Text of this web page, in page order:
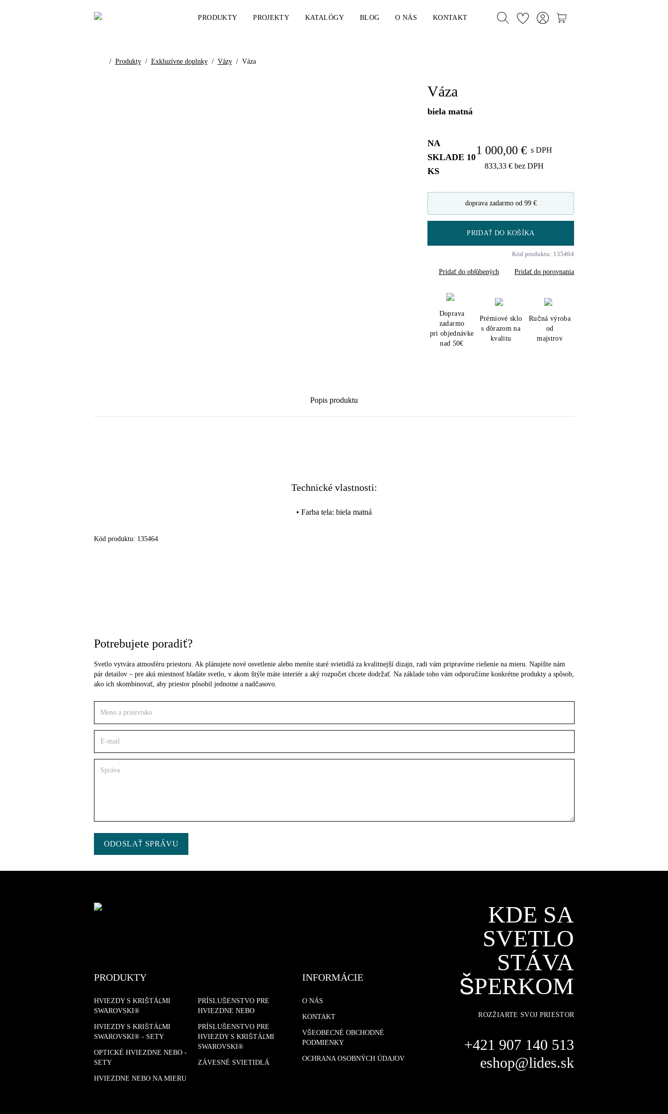
PRODUKTY PROJEKTY KATALÓGY BLOG O NÁS KONTAKT
/ Produkty / Exkluzívne doplnky / Vázy / Váza
Váza
biela matná
NA
SKLADE 10
KS
1 000,00 € s DPH
833,33 € bez DPH
doprava zadarmo od 99 €
PRIDAŤ DO KOŠÍKA
Kód produktu: 135464
Pridať do obľúbených Pridať do porovnania
Doprava
zadarmo
pri objednávke
nad 50€
Prémiové sklo
s dôrazom na
kvalitu
Ručná výroba
od
majstrov
Popis produktu
Technické vlastnosti:
• Farba tela: biela matná
Kód produktu: 135464
Potrebujete poradiť?
Svetlo vytvára atmosféru priestoru. Ak plánujete nové osvetlenie alebo meníte staré svietidlá za kvalitnejší dizajn, radi vám pripravíme riešenie na mieru. Napíšte nám
pár detailov – pre akú miestnosť hľadáte svetlo, v akom štýle máte interiér a aký rozpočet chcete dodržať. Na základe toho vám odporučíme konkrétne produkty a spôsob,
ako ich skombinovať, aby priestor pôsobil jednotne a nadčasovo.
ODOSLAŤ SPRÁVU
PRODUKTY
HVIEZDY S KRIŠTÁĽMI
SWAROVSKI®
HVIEZDY S KRIŠTÁĽMI
SWAROVSKI® - SETY
OPTICKÉ HVIEZDNE NEBO -
SETY
HVIEZDNE NEBO NA MIERU
PRÍSLUŠENSTVO PRE
HVIEZDNE NEBO
PRÍSLUŠENSTVO PRE
HVIEZDY S KRIŠTÁĽMI
SWAROVSKI®
ZÁVESNÉ SVIETIDLÁ
INFORMÁCIE
O NÁS
KONTAKT
VŠEOBECNÉ OBCHODNÉ
PODMIENKY
OCHRANA OSOBNÝCH ÚDAJOV
KDE SA
SVETLO
STÁVA
ŠPERKOM
ROZŽIARTE SVOJ PRIESTOR
+421 907 140 513
eshop@lides.sk